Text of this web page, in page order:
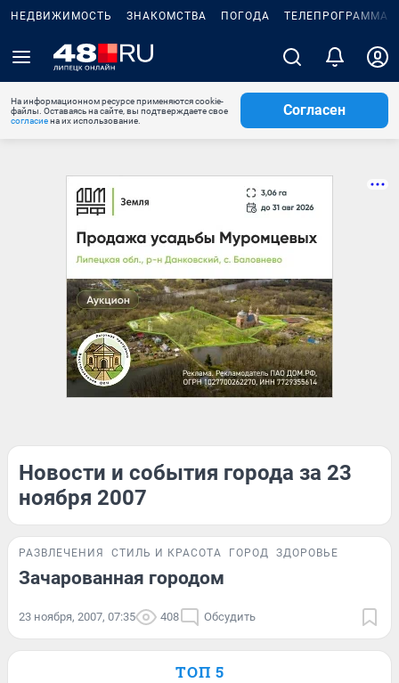
НЕДВИЖИМОСТЬ ЗНАКОМСТВА ПОГОДА ТЕЛЕПРОГРАММА
На информационном ресурсе применяются cookie-
файлы. Оставаясь на сайте, вы подтверждаете свое
согласиена их использование.
Согласен
Новости и события города за 23
ноября 2007
РАЗВЛЕЧЕНИЯ СТИЛЬ И КРАСОТА ГОРОД ЗДОРОВЬЕ
Зачарованная городом
23 ноября, 2007, 07:35 408 Обсудить
ТОП 5